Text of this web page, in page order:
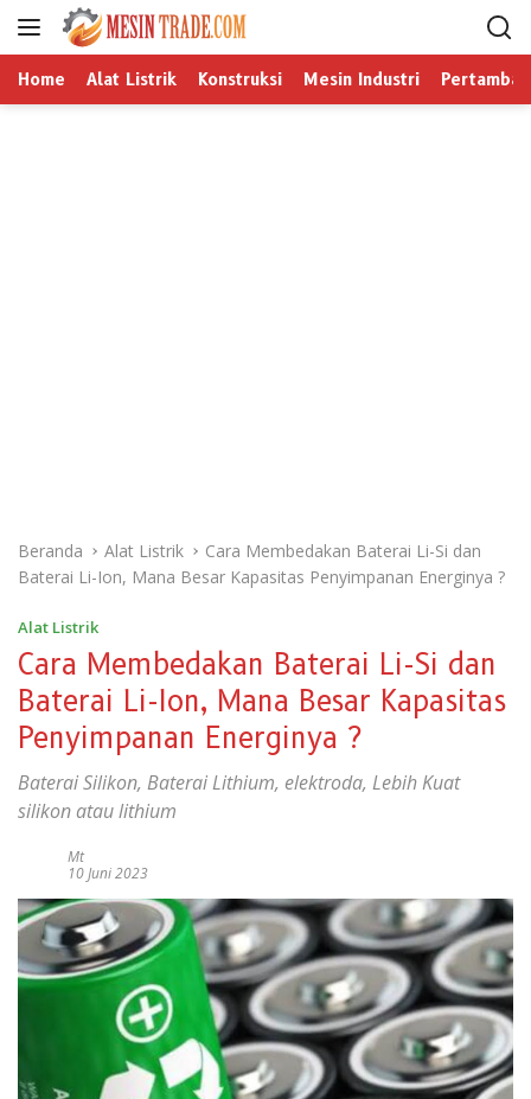
Home Alat Listrik Konstruksi Mesin Industri
Beranda Alat Listrik
Cara Membedakan Baterai Li-Si dan
Baterai Li-Ion, Mana Besar Kapasitas Penyimpanan Energinya ?
Alat Listrik
Cara Membedakan Baterai Li-Si dan
Baterai Li-Ion, Mana Besar Kapasitas
Penyimpanan Energinya ?
Baterai Silikon, Baterai Lithium, elektroda, Lebih Kuat
silikon atau lithium
Mt
10 Juni 2023